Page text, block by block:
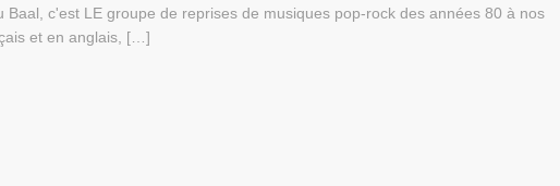
Baal, c'est LE groupe de reprises de musiques pop-rock des années 80 à nos
et en anglais, […]